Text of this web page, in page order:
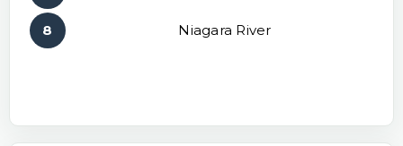
8 Niagara River